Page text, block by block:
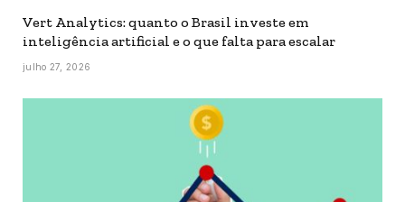
Vert Analytics: quanto o Brasil investe em
inteligência artificial e o que falta para escalar
julho 27, 2026